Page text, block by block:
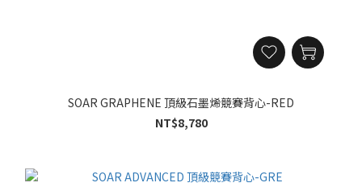
SOAR GRAPHENE 頂級石墨烯競賽背心-RED
NT$8,780